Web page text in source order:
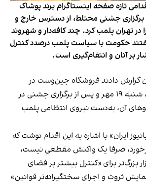
تازه صفحه اینستاگرام برند پوشاک
جشنی مختلط، از دسترس خارج و
در تهران پلمب کرد. چند کافه‌‌دار و شهروند
گفتند حکومت با سیاست پلمب درصدد کنترل
بر آنان و انتقام‌گیری است.
گزارش دادند فروشگاه جین‌وست در
خیابان فرشته تهران، شنبه ۱۹ مهر و پس از برگزاری جشنی در
آن، به‌دست نیروی انتظامی پلمب
ایران» با اشاره به این اقدام نوشت که
صرفا یک واکنش مقطعی نیست،
بزرگ‌تر برای «کنترل بیشتر بر فضای
ثروت و اجرای سختگیرانه‌تر قوانین»